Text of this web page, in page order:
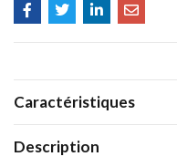
Caractéristiques
Description